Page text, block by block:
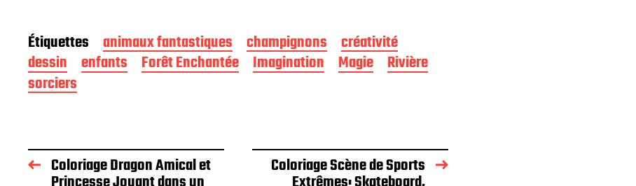
Étiquettes animaux fantastiques champignons
créativité
dessin
enfants Forêt Enchantée Imagination Magie
Rivière
sorciers
Coloriage Dragon Amical et Coloriage Scène de Sports